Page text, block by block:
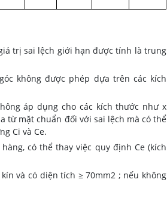
trị sai lệch giới hạn được tính là trung
không được phép dựa trên các kích
áp dụng cho các kích thước như x
từ mặt chuẩn đối với sai lệch mà có thể
Ci và Ce.
có thể thay việc quy định Ce (kích
và có diện tích ≥ 70mm2 ; nếu không